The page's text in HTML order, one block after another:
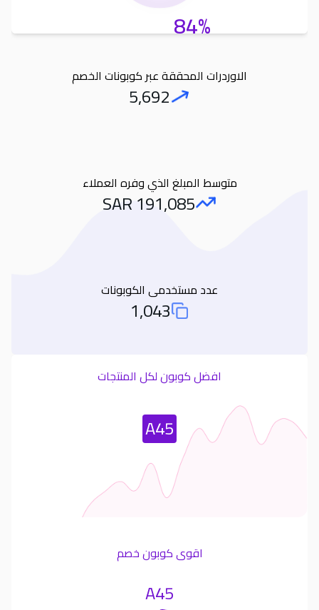
84%
الاوردرات المحققة عبر كوبونات الخصم
Orders
5,692
متوسط المبلغ الذي وفره العملاء
Amount Saved
191,085
SAR
عدد مستخدمى الكوبونات
Total Used Coupons
1,043
افضل كوبون لكل المنتجات
Most Used CouponA45
اقوى كوبون خصم
A45